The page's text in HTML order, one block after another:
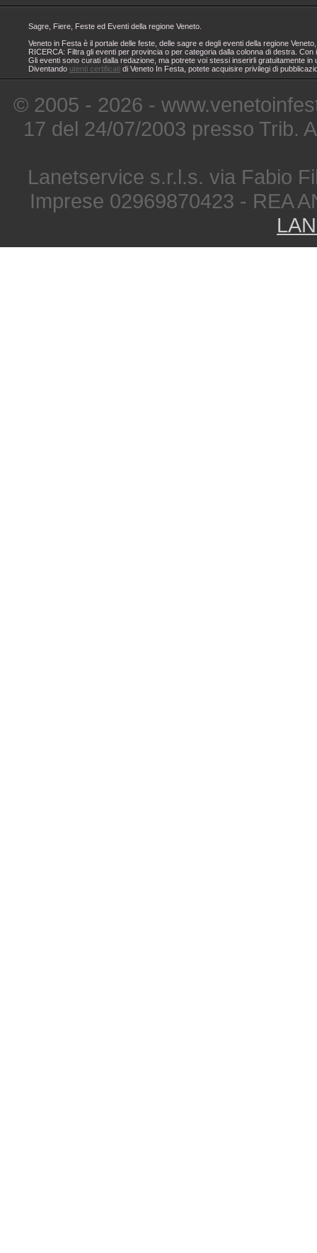
Sagre, Fiere, Feste ed Eventi della regione Veneto.
Veneto in Festa è il portale delle feste, delle sagre e degli eventi della regione
RICERCA: Filtra gli eventi per provincia o per categoria dalla colonna di destra.
Gli eventi sono curati dalla redazione, ma potrete voi stessi inserirli gratuitamente
Diventando utenti certificati di Veneto In Festa, potete acquisire privilegi di
© 2005 - 2026 -
17 del 24/07/2003 presso Trib.
Lanetservice s.r.l.s. via Fabio
Imprese 02969870423 - REA